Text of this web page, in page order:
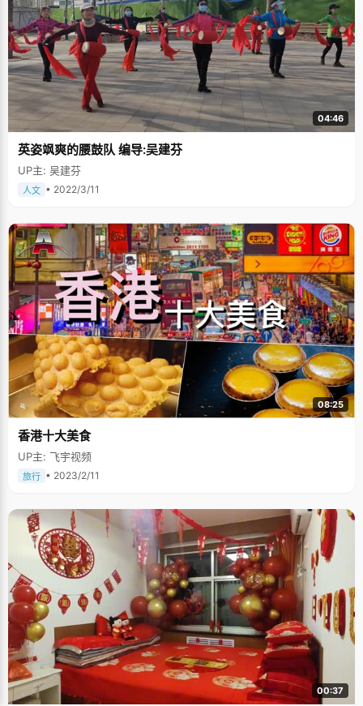
04:46
英姿飒爽的腰鼓队 编导:吴建芬
UP主: 吴建芬
人文 • 2022/3/11
08:25
香港十大美食
UP主: 飞宇视频
旅行 • 2023/2/11
00:37